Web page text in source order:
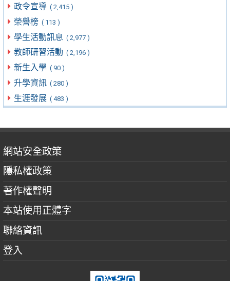
政令宣導 ( 2,415 )
榮譽榜 ( 113 )
學生活動訊息 ( 2,977 )
教師研習活動 ( 2,196 )
新生入學 ( 90 )
升學資訊 ( 280 )
生涯發展 ( 483 )
網站安全政策
隱私權政策
著作權聲明
本站使用正體字
聯絡資訊
登入